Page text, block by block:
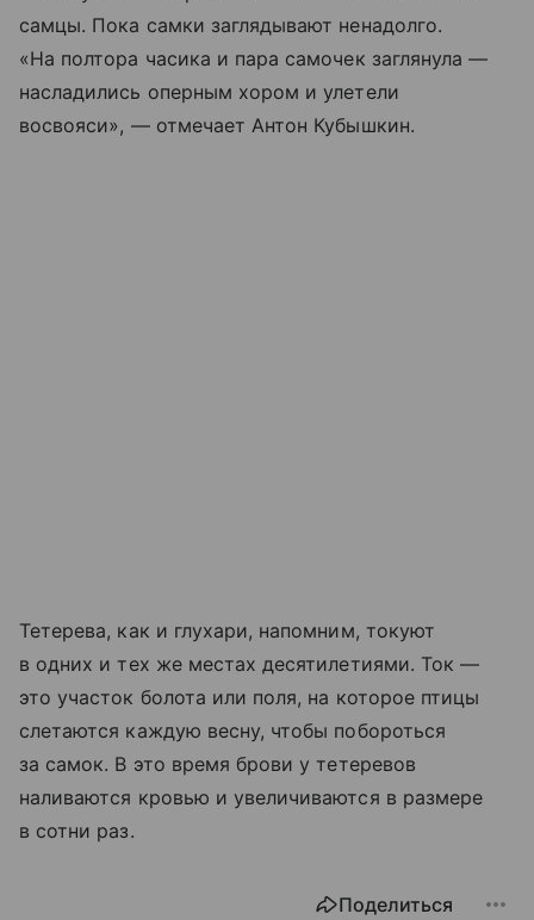
самцы. Пока самки заглядывают ненадолго.
«На полтора часика и пара самочек заглянула —
насладились оперным хором и улетели
восвояси», — отмечает Антон Кубышкин.
Тетерева, как и глухари, напомним, токуют
в одних и тех же местах десятилетиями. Ток —
это участок болота или поля, на которое птицы
слетаются каждую весну, чтобы побороться
за самок. В это время брови у тетеревов
наливаются кровью и увеличиваются в размере
в сотни раз.
Поделиться